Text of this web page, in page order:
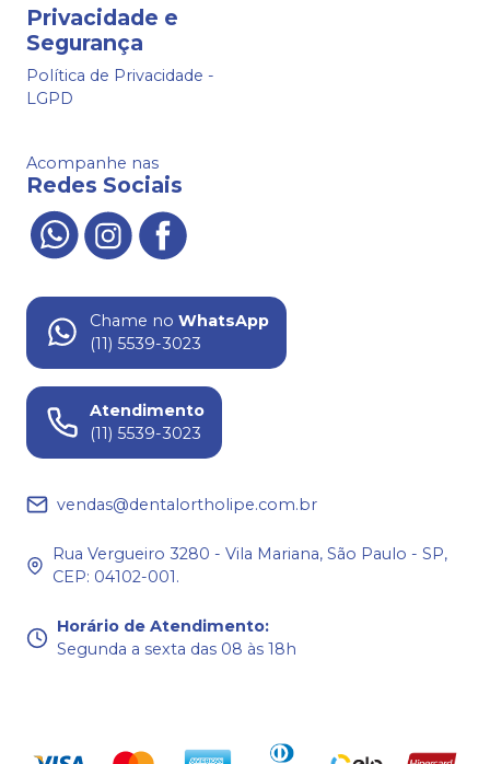
Privacidade e
Segurança
Política de Privacidade -
LGPD
Acompanhe nas
Redes Sociais
Chame no WhatsApp
(11) 5539-3023
Atendimento
(11) 5539-3023
vendas@dentalortholipe.com.br
Rua Vergueiro 3280 - Vila Mariana, São Paulo - SP,
CEP: 04102-001.
Horário de Atendimento:
Segunda a sexta das 08 às 18h